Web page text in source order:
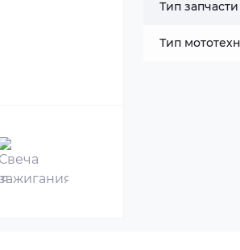
Тип запчасти
Тип